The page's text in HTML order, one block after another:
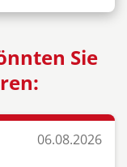
Sie
06.08.2026